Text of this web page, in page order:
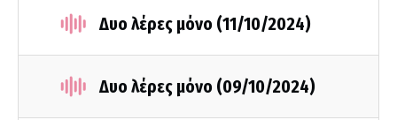
Δυο λέρες μόνο (11/10/2024)
Δυο λέρες μόνο (09/10/2024)